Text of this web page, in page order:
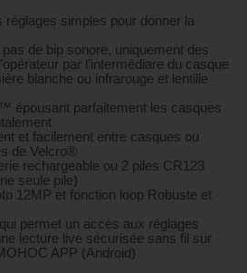
réglages simples pour donner la
de bip sonore, uniquement des
par l’intermédiare du casque
blanche ou infrarouge et lentille
épousant parfaitement les casques
et facilement entre casques ou
de Velcro®
rechargeable ou 2 piles CR123
seule pile)
12MP et fonction loop Robuste et
permet un accès aux réglages
lecture live sécurisée sans fil sur
APP (Android)